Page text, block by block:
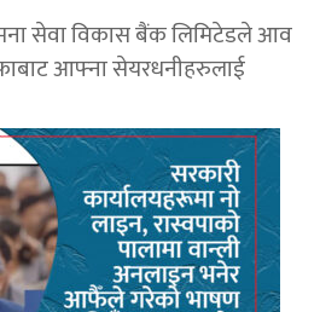
सेवा विकास बैंक लिमिटेडले आव
आफ्ना सेयरधनीहरुलाई